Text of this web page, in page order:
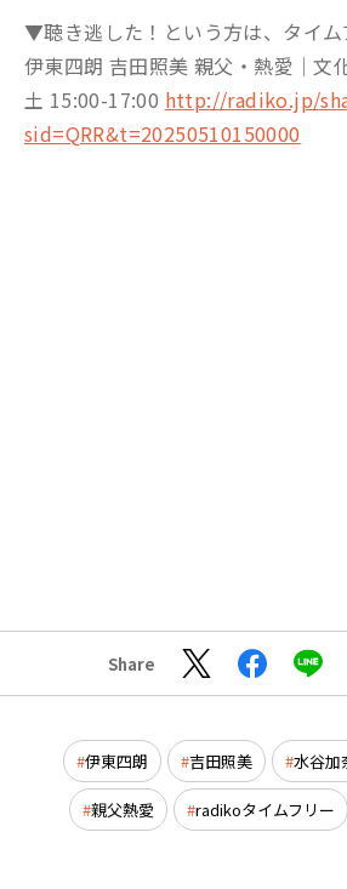
▼聴き逃した！という方は、タイ
伊東四朗 吉田照美 親父・熱愛│
土 15:00-17:00 http://radiko.jp/
sid=QRR&t=20250510150000
Share
伊東四朗 吉田照美 水谷加
親父熱愛 radikoタイムフリー